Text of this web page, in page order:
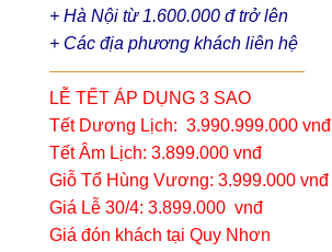
+ Hà Nội từ 1.600.000 đ trở lên
+ Các địa phương khách liên hệ
——————————————–
LỄ TẾT ÁP DỤNG 3 SAO
Tết Dương Lịch: 3.990.999.000 vnđ
Tết Âm Lịch: 3.899.000 vnđ
Giỗ Tổ Hùng Vương: 3.999.000 vnđ
Giá Lễ 30/4: 3.899.000 vnđ
Giá đón khách tại Quy Nhơn